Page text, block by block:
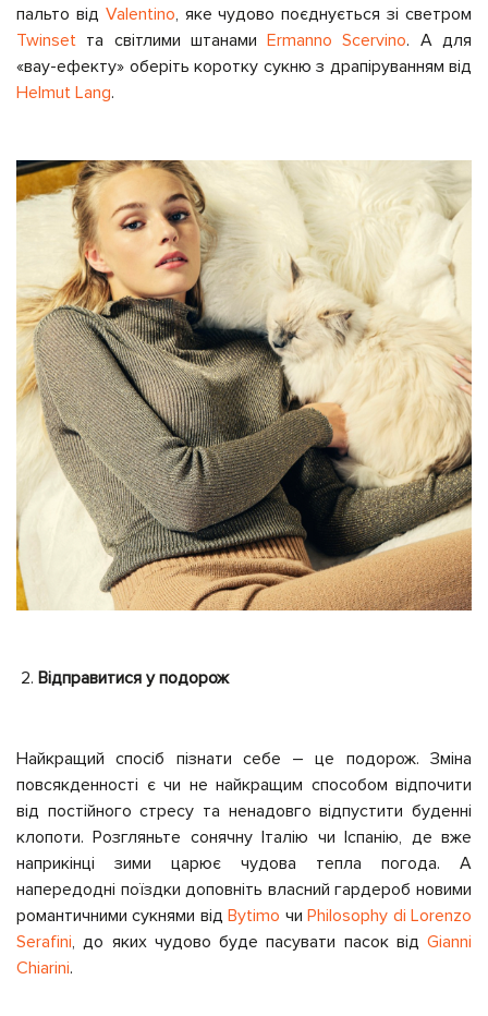
пальто від Valentino, яке чудово поєднується зі светром
Twinset та світлими штанамиErmanno Scervino. А для
«вау-ефекту» оберіть коротку сукню з драпіруванням від
Helmut Lang.
Відправитися у подорож
Найкращий спосіб пізнати себе – це подорож. Зміна
повсякденності є чи не найкращим способом відпочити
від постійного стресу та ненадовго відпустити буденні
клопоти. Розгляньте сонячну Італію чи Іспанію, де вже
наприкінці зими царює чудова тепла погода. А
напередодні поїздки доповніть власний гардероб новими
романтичними сукнями відBytimo чиPhilosophy di Lorenzo
Serafini, до яких чудово буде пасувати пасок від Gianni
Chiarini.